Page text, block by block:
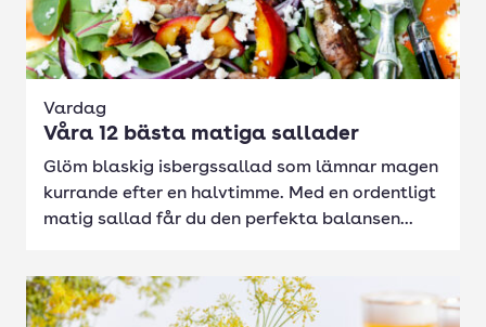
Vardag
Våra 12 bästa matiga sallader
Glöm blaskig isbergssallad som lämnar magen
kurrande efter en halvtimme. Med en ordentligt
matig sallad får du den perfekta balansen...